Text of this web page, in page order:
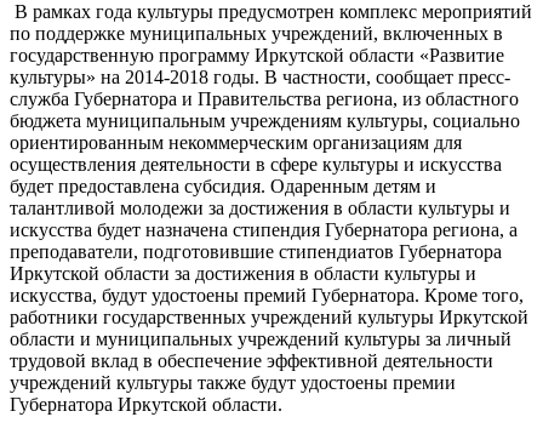
В рамках года культуры предусмотрен комплекс мероприятий
по поддержке муниципальных учреждений, включенных в
государственную программу Иркутской области «Развитие
культуры» на 2014-2018 годы. В частности, сообщает пресс-
служба Губернатора и Правительства региона, из областного
бюджета муниципальным учреждениям культуры, социально
ориентированным некоммерческим организациям для
осуществления деятельности в сфере культуры и искусства
будет предоставлена субсидия. Одаренным детям и
талантливой молодежи за достижения в области культуры и
искусства будет назначена стипендия Губернатора региона, а
преподаватели, подготовившие стипендиатов Губернатора
Иркутской области за достижения в области культуры и
искусства, будут удостоены премий Губернатора. Кроме того,
работники государственных учреждений культуры Иркутской
области и муниципальных учреждений культуры за личный
трудовой вклад в обеспечение эффективной деятельности
учреждений культуры также будут удостоены премии
Губернатора Иркутской области.